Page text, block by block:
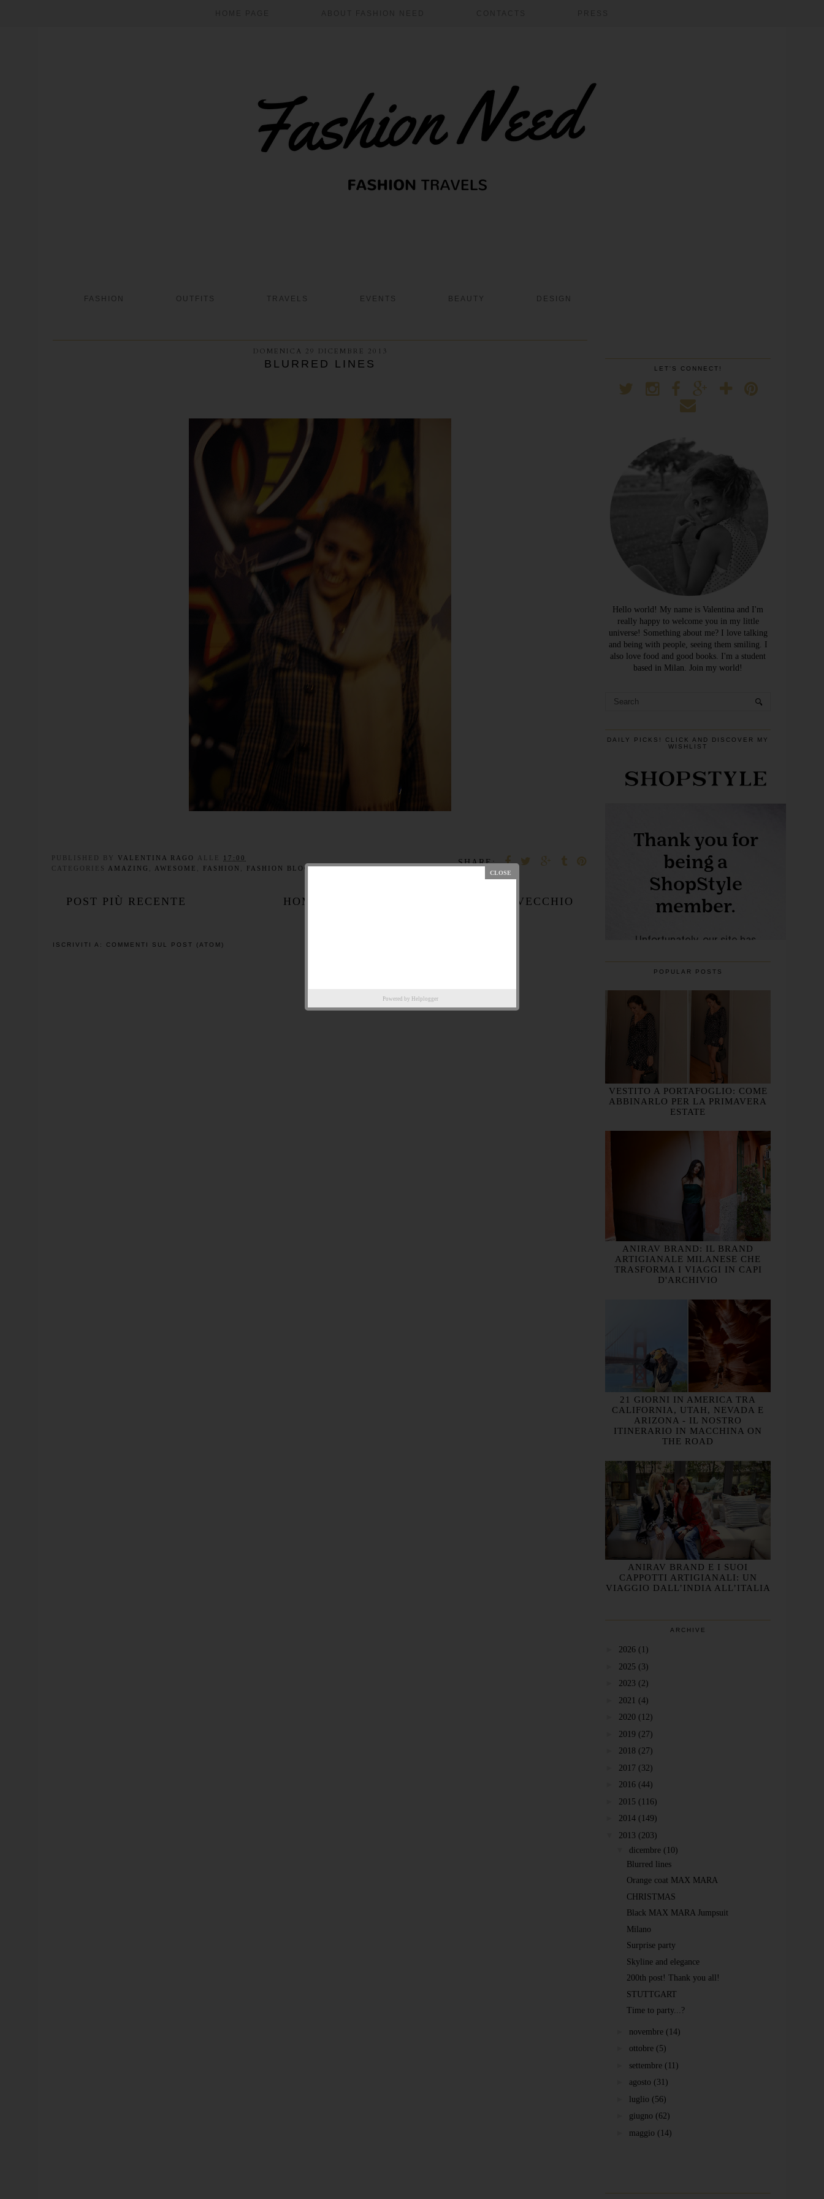
FASHION OUTFITS TRAVELS EVENTS BEAUTY DESIGN
DOMENICA 29 DICEMBRE 2013
BLURRED LINES
SHARE:
PUBLISHED BY VALENTINA RAGO ALLE 17:00
CATEGORIES AMAZING AWESOME FASHION FASHION BLOG,FASHION NEED ,FASHIONBLOGGER,STYLE
POST PIÙ RECENTE POST PIÙ VECCHIO
HOME PAGE
ISCRIVITI A: COMMENTI SUL POST (ATOM)
Powered by Helplogger
LET'S CONNECT!
Hello world! My name is Valentina and I'm
really happy to welcome you in my little
universe! Something about me? I love talking
and being with people, seeing them smiling. I
also love food and good books. I'm a student
based in Milan. Join my world!
DAILY PICKS! CLICK AND DISCOVER MY
WISHLIST
POPULAR POSTS
VESTITO A PORTAFOGLIO: COME
ABBINARLO PER LA PRIMAVERA
ESTATE
ANIRAV BRAND: IL BRAND
ARTIGIANALE MILANESE CHE
TRASFORMA I VIAGGI IN CAPI
D'ARCHIVIO
21 GIORNI IN AMERICA TRA
CALIFORNIA, UTAH, NEVADA E
ARIZONA - IL NOSTRO
ITINERARIO IN MACCHINA ON
THE ROAD
ANIRAV BRAND E I SUOI
CAPPOTTI ARTIGIANALI: UN
VIAGGIO DALL’INDIA ALL’ITALIA
ARCHIVE
2026 (1)
2025 (3)
2023 (2)
2021 (4)
2020 (12)
2019 (27)
2018 (27)
2017 (32)
2016 (44)
2015 (116)
2014 (149)
2013 (203)
dicembre (10)
Blurred lines
Orange coat MAX MARA
CHRISTMAS
Black MAX MARA Jumpsuit
Milano
Surprise party
Skyline and elegance
200th post! Thank you all!
STUTTGART
Time to party...?
novembre (14)
ottobre (5)
settembre (11)
agosto (31)
luglio (56)
giugno (62)
maggio (14)